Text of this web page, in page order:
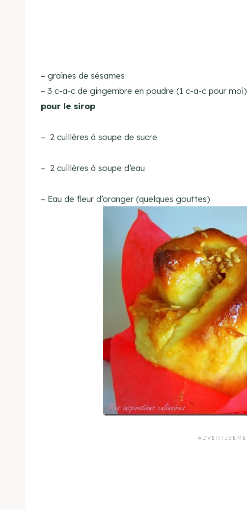
– graines de sésames
– 3 c-a-c de gingembre en poudre (1 c-a-c pour moi)
pour le sirop
– 2 cuillères à soupe de sucre
– 2 cuillères à soupe d’eau
– Eau de fleur d’oranger (quelques gouttes)